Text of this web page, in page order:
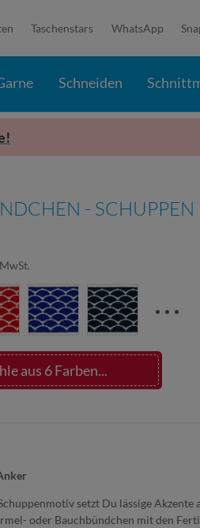
Taschenstars WhatsApp
Schneiden
- SCHUPPEN
aus 6 Farben...
setzt Du lässige Akzente
oder Bauchbündchen mit den